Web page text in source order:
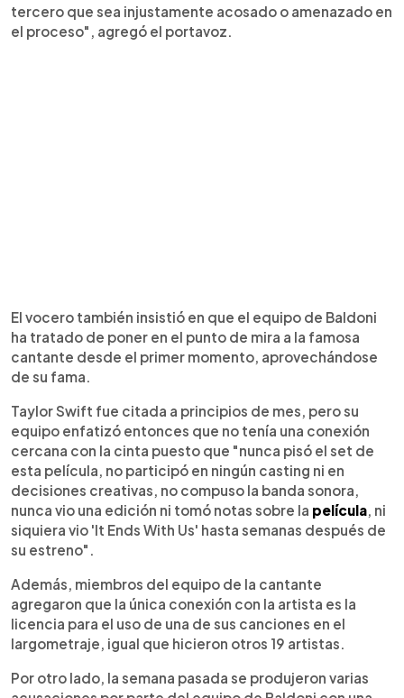
tercero que sea injustamente acosado o amenazado en
el proceso", agregó el portavoz.
El vocero también insistió en que el equipo de Baldoni
ha tratado de poner en el punto de mira a la famosa
cantante desde el primer momento, aprovechándose
de su fama.
Taylor Swift fue citada a principios de mes, pero su
equipo enfatizó entonces que no tenía una conexión
cercana con la cinta puesto que "nunca pisó el set de
esta película, no participó en ningún casting ni en
decisiones creativas, no compuso la banda sonora,
nunca vio una edición ni tomó notas sobre la película , ni
siquiera vio 'It Ends With Us' hasta semanas después de
su estreno".
Además, miembros del equipo de la cantante
agregaron que la única conexión con la artista es la
licencia para el uso de una de sus canciones en el
largometraje, igual que hicieron otros 19 artistas.
Por otro lado, la semana pasada se produjeron varias